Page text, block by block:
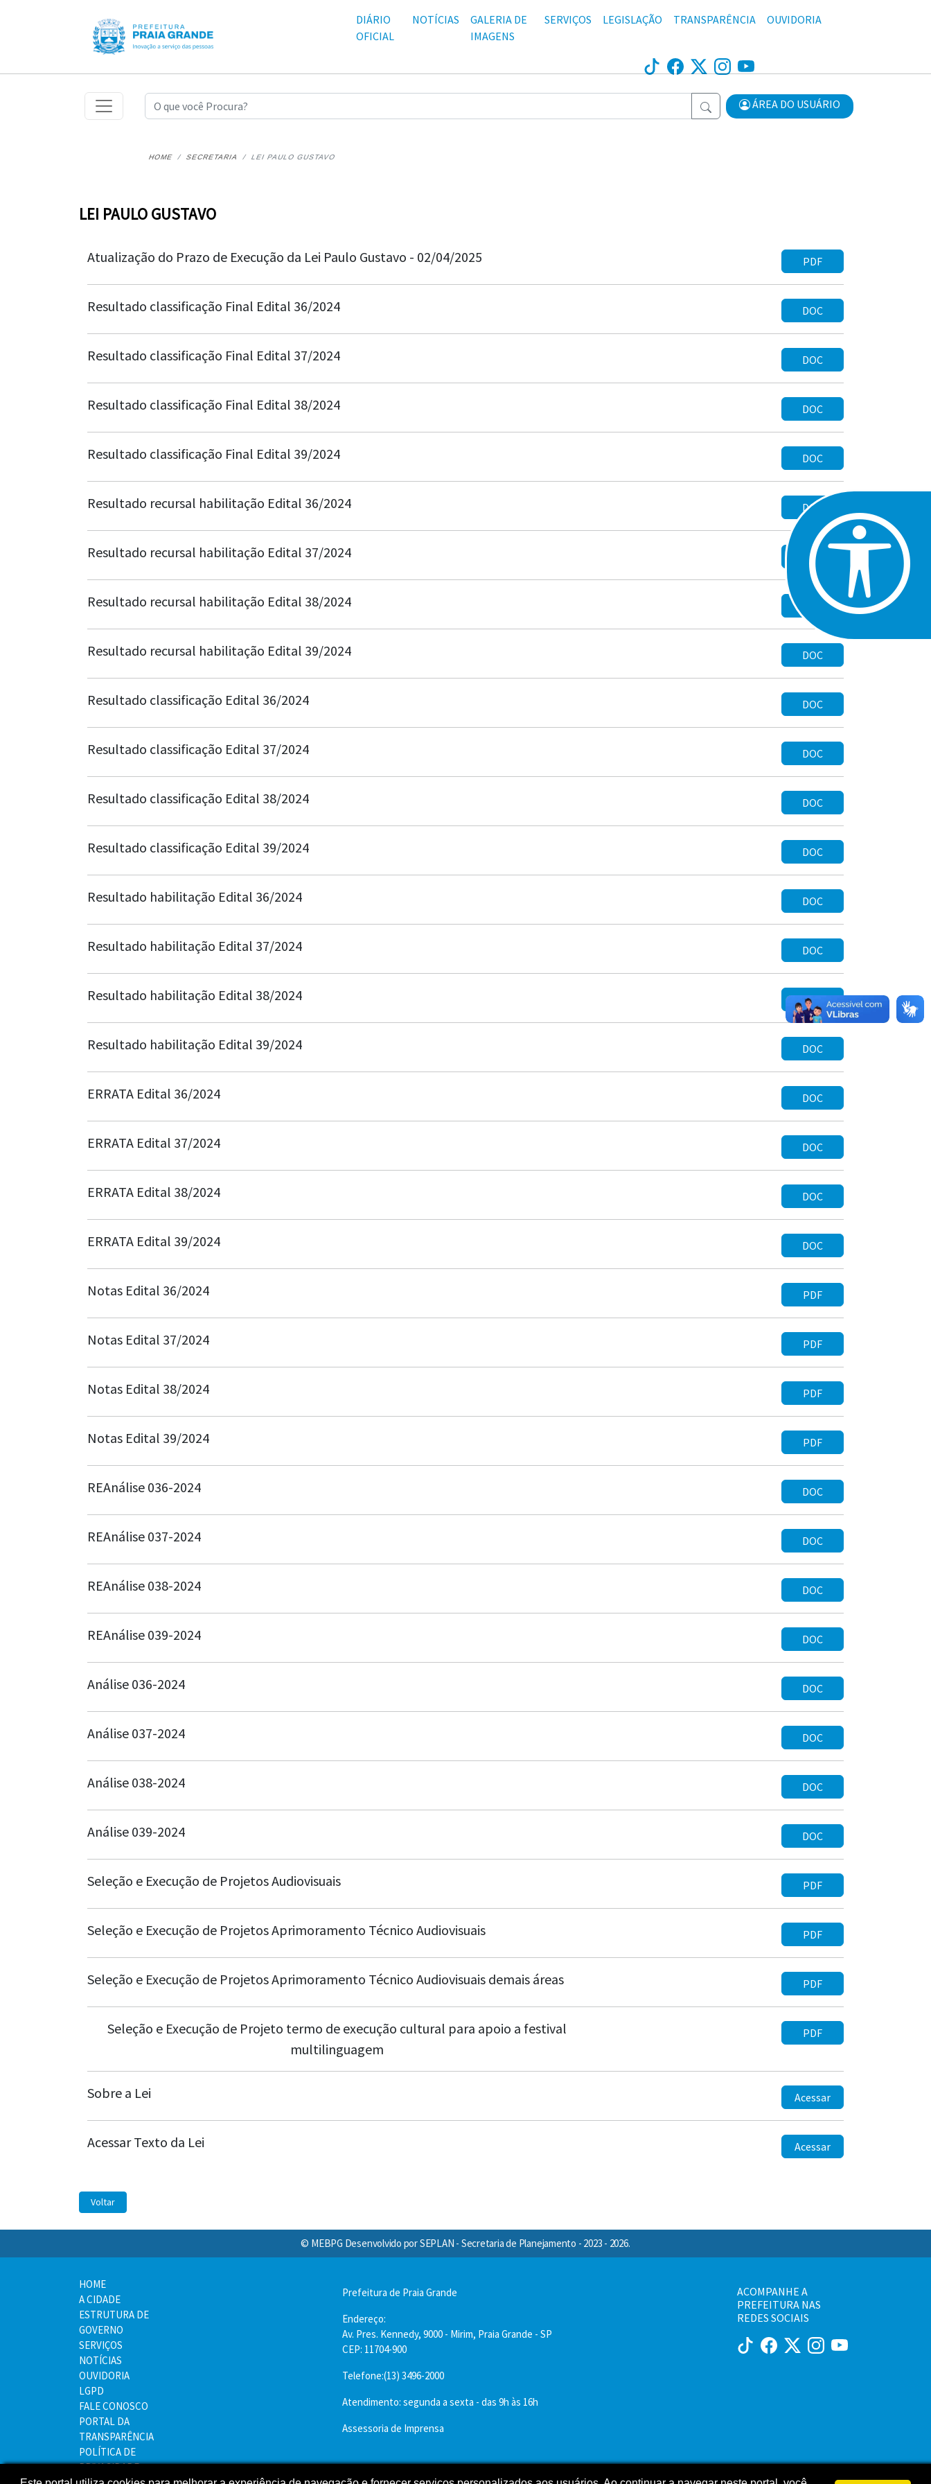
DIÁRIO
OFICIAL
NOTÍCIAS
GALERIA DE
IMAGENS
SERVIÇOS LEGISLAÇÃO TRANSPARÊNCIA OUVIDORIA
ÁREA DO USUÁRIO
HOME SECRETARIA LEI PAULO GUSTAVO
LEI PAULO GUSTAVO
Atualização do Prazo de Execução da Lei Paulo Gustavo - 02/04/2025 PDF
Resultado classificação Final Edital 36/2024 DOC
Resultado classificação Final Edital 37/2024 DOC
Resultado classificação Final Edital 38/2024 DOC
Resultado classificação Final Edital 39/2024 DOC
Resultado recursal habilitação Edital 36/2024 DOC
Resultado recursal habilitação Edital 37/2024 DOC
Resultado recursal habilitação Edital 38/2024
Resultado recursal habilitação Edital 39/2024 DOC
Resultado classificação Edital 36/2024 DOC
Resultado classificação Edital 37/2024 DOC
Resultado classificação Edital 38/2024 DOC
Resultado classificação Edital 39/2024 DOC
Resultado habilitação Edital 36/2024 DOC
Resultado habilitação Edital 37/2024 DOC
Resultado habilitação Edital 38/2024 DOC
Resultado habilitação Edital 39/2024 DOC
ERRATA Edital 36/2024 DOC
ERRATA Edital 37/2024 DOC
ERRATA Edital 38/2024 DOC
ERRATA Edital 39/2024 DOC
Notas Edital 36/2024 PDF
Notas Edital 37/2024 PDF
Notas Edital 38/2024 PDF
Notas Edital 39/2024 PDF
REAnálise 036-2024 DOC
REAnálise 037-2024 DOC
REAnálise 038-2024 DOC
REAnálise 039-2024 DOC
Análise 036-2024 DOC
Análise 037-2024 DOC
Análise 038-2024 DOC
Análise 039-2024 DOC
Seleção e Execução de Projetos Audiovisuais PDF
Seleção e Execução de Projetos Aprimoramento Técnico Audiovisuais PDF
Seleção e Execução de Projetos Aprimoramento Técnico Audiovisuais demais áreas PDF
Seleção e Execução de Projeto termo de execução cultural para apoio a festival
multilinguagem
PDF
Sobre a Lei Acessar
Acessar Texto da Lei Acessar
Voltar
© MEBPG Desenvolvido por SEPLAN - Secretaria de Planejamento - 2023 - 2026.
HOME
A CIDADE
ESTRUTURA DE
GOVERNO
SERVIÇOS
NOTÍCIAS
OUVIDORIA
LGPD
FALE CONOSCO
PORTAL DA
TRANSPARÊNCIA
POLÍTICA DE
PRIVACIDADE
Prefeitura de Praia Grande
Endereço:
Av. Pres. Kennedy, 9000 - Mirim, Praia Grande - SP
CEP: 11704-900
Telefone:(13) 3496-2000
Atendimento: segunda a sexta - das 9h às 16h
Assessoria de Imprensa
ACOMPANHE A
PREFEITURA NAS
REDES SOCIAIS